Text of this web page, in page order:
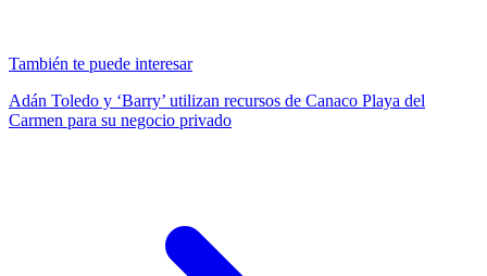
También te puede interesar
Adán Toledo y ‘Barry’ utilizan recursos de Canaco Playa del
Carmen para su negocio privado